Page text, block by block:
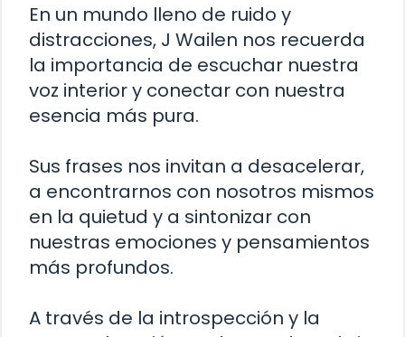
En un mundo lleno de ruido y
distracciones, J Wailen nos recuerda
la importancia de escuchar nuestra
voz interior y conectar con nuestra
esencia más pura.
Sus frases nos invitan a desacelerar,
a encontrarnos con nosotros mismos
en la quietud y a sintonizar con
nuestras emociones y pensamientos
más profundos.
A través de la introspección y la